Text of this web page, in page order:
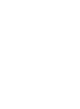
Schnell,